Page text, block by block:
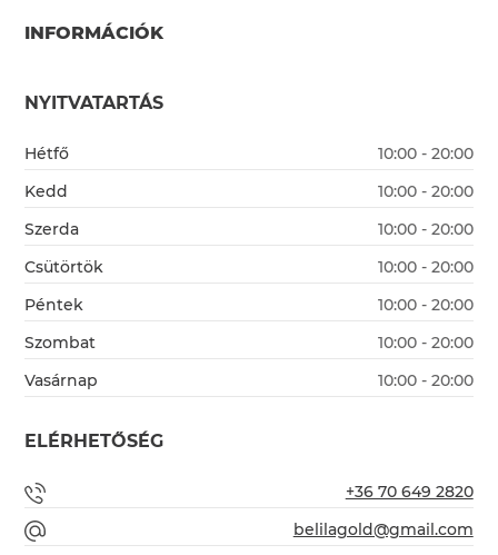
INFORMÁCIÓK
NYITVATARTÁS
Hétfő
10:00 - 20:00
Kedd
10:00 - 20:00
Szerda
10:00 - 20:00
Csütörtök
10:00 - 20:00
Péntek
10:00 - 20:00
Szombat
10:00 - 20:00
Vasárnap
10:00 - 20:00
ELÉRHETŐSÉG
+36 70 649 2820
belilagold@gmail.com